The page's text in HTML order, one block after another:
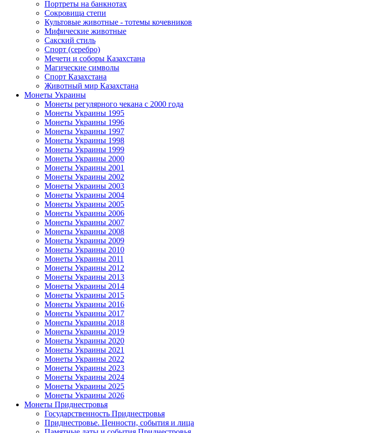
Портреты на банкнотах
Сокровища степи
Культовые животные - тотемы кочевников
Мифические животные
Сакский стиль
Спорт (серебро)
Мечети и соборы Казахстана
Магические символы
Спорт Казахстана
Животный мир Казахстана
Монеты Украины
Монеты регулярного чекана с 2000 года
Монеты Украины 1995
Монеты Украины 1996
Монеты Украины 1997
Монеты Украины 1998
Монеты Украины 1999
Монеты Украины 2000
Монеты Украины 2001
Монеты Украины 2002
Монеты Украины 2003
Монеты Украины 2004
Монеты Украины 2005
Монеты Украины 2006
Монеты Украины 2007
Монеты Украины 2008
Монеты Украины 2009
Монеты Украины 2010
Монеты Украины 2011
Монеты Украины 2012
Монеты Украины 2013
Монеты Украины 2014
Монеты Украины 2015
Монеты Украины 2016
Монеты Украины 2017
Монеты Украины 2018
Монеты Украины 2019
Монеты Украины 2020
Монеты Украины 2021
Монеты Украины 2022
Монеты Украины 2023
Монеты Украины 2024
Монеты Украины 2025
Монеты Украины 2026
Монеты Приднестровья
Государственность Приднестровья
Приднестровье. Ценности, события и лица